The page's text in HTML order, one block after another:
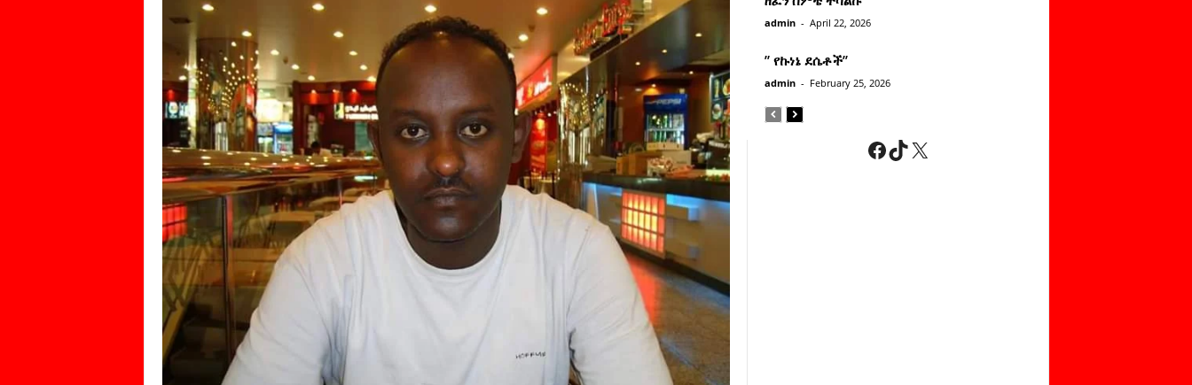
admin - April 22, 2026
” የኩነኔ ደሴቶች’’
admin - February 25, 2026
Facebook
TikTok
X